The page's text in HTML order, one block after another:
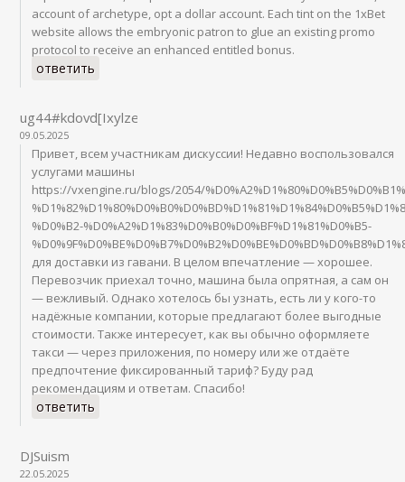
ответить
ug44#kdovd[IxylzefeuLidipukSI,2,5]
09.05.2025
Привет, всем участникам дискуссии! Недавно воспользовался
услугами машины
https://vxengine.ru/blogs/2054/
%D0%B2-%D0%A2%D1%83%D0%B0%D0%BF%D1%81%D0%B5-
для доставки из гавани. В целом впечатление — хорошее.
Перевозчик приехал точно, машина была опрятная, а сам он
— вежливый. Однако хотелось бы узнать, есть ли у кого-то
надёжные компании, которые предлагают более выгодные
стоимости. Также интересует, как вы обычно оформляете
такси — через приложения, по номеру или же отдаёте
предпочтение фиксированный тариф? Буду рад
рекомендациям и ответам. Спасибо!
ответить
DJSuism
22.05.2025